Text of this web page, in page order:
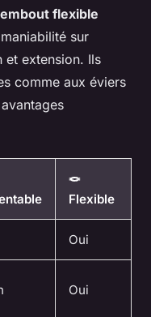
embout flexible
sur
et extension. Ils
comme aux éviers
🪢
Flexible
Oui
Oui